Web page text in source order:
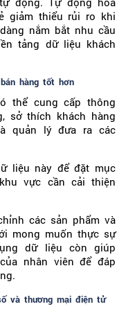
giảm thiểu rủi ro khi
nắm bắt nhu cầu
tảng dữ liệu khách
hàng tốt hơn
thể cung cấp thông
sở thích khách hàng
quản lý đưa ra các
liệu này để đặt mục
vực cần cải thiện
các sản phẩm và
mong muốn thực sự
dữ liệu còn giúp
nhân viên để đáp
và thương mại điện tử